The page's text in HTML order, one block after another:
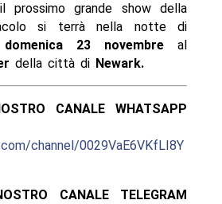
prossimo grande show della
si terrà nella notte di
23 novembreal
della città di Newark.
CANALE WHATSAPP
channel/0029VaE6VKfLI8Y
CANALE TELEGRAM